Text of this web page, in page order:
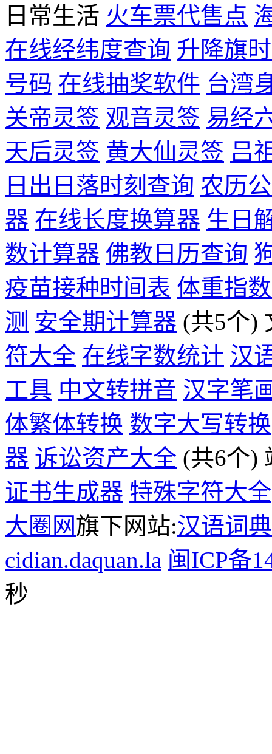
日常生活 火车票代售点
在线经纬度查询 升降旗
号码 在线抽奖软件 台湾
关帝灵签 观音灵签 易经
天后灵签 黄大仙灵签 吕
日出日落时刻查询 农历
器 在线长度换算器 生日
数计算器 佛教日历查询
疫苗接种时间表 体重指
测 安全期计算器 (共5个)
符大全 在线字数统计 汉
工具 中文转拼音 汉字笔
体繁体转换 数字大写转换
器 诉讼资产大全 (共6个)
证书生成器 特殊字符大全
大圈网旗下网站:汉语词典
cidian.daquan.la 闽ICP备
秒